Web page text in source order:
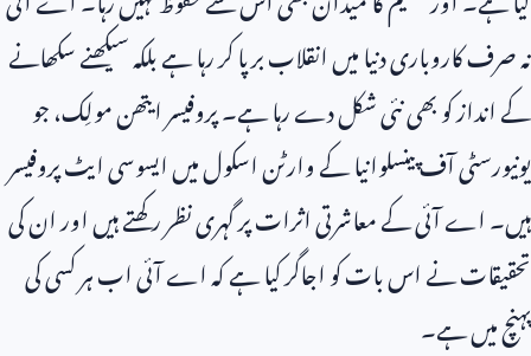
نہ صرف کاروباری دنیا میں انقلاب برپا کر رہا ہے بلکہ سیکھنے سکھانے
کے انداز کو بھی نئی شکل دے رہا ہے۔ پروفیسر ایتھن مولِک، جو
یونیورسٹی آف پینسلوانیا کے وارٹن اسکول میں ایسوسی ایٹ پروفیسر
ہیں۔ اے آئی کے معاشرتی اثرات پر گہری نظر رکھتے ہیں اور ان کی
تحقیقات نے اس بات کو اجاگر کیا ہے کہ اے آئی اب ہر کسی کی
پہنچ میں ہے۔